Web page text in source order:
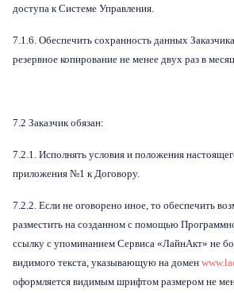
доступа к Системе Управления.
7.1.6. Обеспечить сохранность данных
резервное копирование не менее двух раз в месяц.
7.2 Заказчик обязан:
7.2.1. Исполнять условия и положения
приложения №1 к Договору.
7.2.2. Если не оговорено иное, то обеспечить
разместить на созданном с помощью
ссылку с упоминанием Сервиса «ЛайнАкт» не
видимого текста, указывающую на домен
оформляется видимым шрифтом размером не